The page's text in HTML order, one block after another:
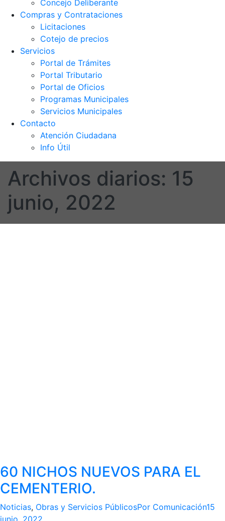
Concejo Deliberante
Compras y Contrataciones
Licitaciones
Cotejo de precios
Servicios
Portal de Trámites
Portal Tributario
Portal de Oficios
Programas Municipales
Servicios Municipales
Contacto
Atención Ciudadana
Info Útil
Archivos diarios: 15
junio, 2022
60 NICHOS NUEVOS PARA EL
CEMENTERIO.
Noticias, Obras y Servicios PúblicosPor Comunicación15
junio, 2022